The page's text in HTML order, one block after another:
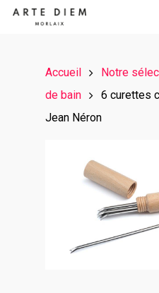
Accueil Notre
de bain
6 curettes
Jean Néron